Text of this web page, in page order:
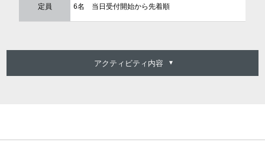
定員 6名 当日受付開始から先着順
アクティビティ内容